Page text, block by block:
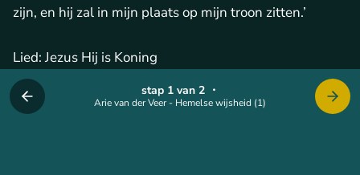
Arie van der Veer - Hemelse wijsheid (1)
stap 1 van 2・
zijn, en hij zal in mijn plaats op mijn troon zitten.’
Lied: Jezus Hij is Koning